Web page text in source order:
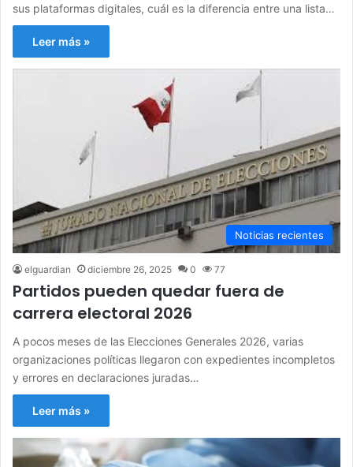
sus plataformas digitales, cuál es la diferencia entre una lista…
Leer más »
Noticias recientes
elguardian diciembre 26, 2025 0 77
Partidos pueden quedar fuera de
carrera electoral 2026
A pocos meses de las Elecciones Generales 2026, varias
organizaciones políticas llegaron con expedientes incompletos
y errores en declaraciones juradas…
Leer más »